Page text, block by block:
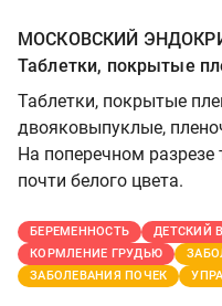
МОСКОВСКИЙ
Таблетки, покрытые
Таблетки, покрытые
двояковыпуклые,
На поперечном разрезе
почти белого цвета.
БЕРЕМЕННОСТЬ
ДЕТСКИЙ
КОРМЛЕНИЕ ГРУДЬЮ
ЗАБОЛЕВАНИЯ ПОЧЕК